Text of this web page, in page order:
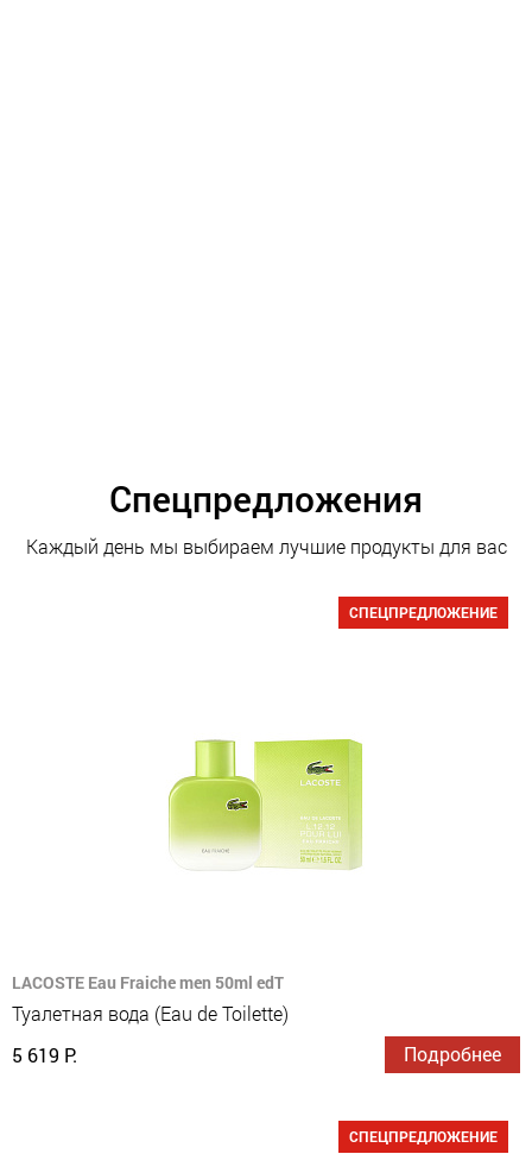
Спецпредложения
Каждый день мы выбираем лучшие продукты для вас
СПЕЦПРЕДЛОЖЕНИЕ
LACOSTE Eau Fraiche men 50ml edT
Туалетная вода (Eau de Toilette)
5 619 Р.
Подробнее
СПЕЦПРЕДЛОЖЕНИЕ